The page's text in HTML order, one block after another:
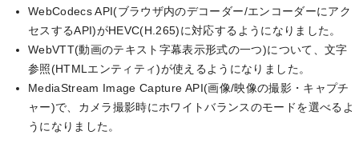
WebCodecs API(ブラウザ内のデコーダー/エンコーダーにアク
セスするAPI)がHEVC(H.265)に対応するようになりました。
WebVTT(動画のテキスト字幕表示形式の一つ)について、文字
参照(HTMLエンティティ)が使えるようになりました。
MediaStream Image Capture API(画像/映像の撮影・キャプチ
ャー)で、カメラ撮影時にホワイトバランスのモードを選べるよ
うになりました。